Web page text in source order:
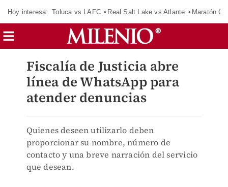
Hoy interesa: Toluca vs LAFC Real Salt Lake vs Atlante Maratón
Fiscalía de Justicia abre
línea de WhatsApp para
atender denuncias
Quienes deseen utilizarlo deben
proporcionar su nombre, número de
contacto y una breve narración del servicio
que desean.